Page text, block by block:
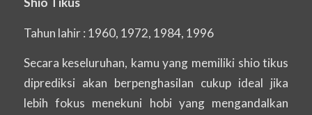
Tahun lahir : 1960, 1972, 1984, 1996
Secara keseluruhan, kamu yang memiliki shio tikus
diprediksi akan berpenghasilan cukup ideal jika
lebih fokus menekuni hobi yang mengandalkan